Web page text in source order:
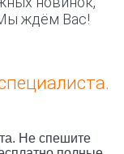
ждём Вас!
Не спешите